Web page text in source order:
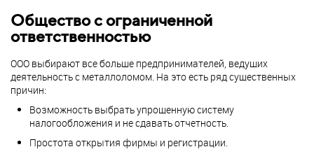
Общество с ограниченной
ответственностью
ООО выбирают все больше предпринимателей, ведущих
деятельность с металлоломом. На это есть ряд существенных
причин:
Возможность выбрать упрощенную систему
налогообложения и не сдавать отчетность.
Простота открытия фирмы и регистрации.